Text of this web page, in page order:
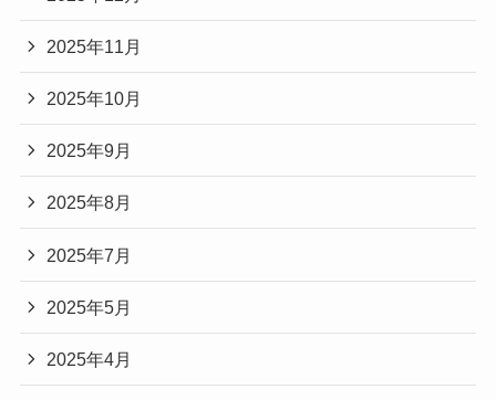
2025年11月
2025年10月
2025年9月
2025年8月
2025年7月
2025年5月
2025年4月